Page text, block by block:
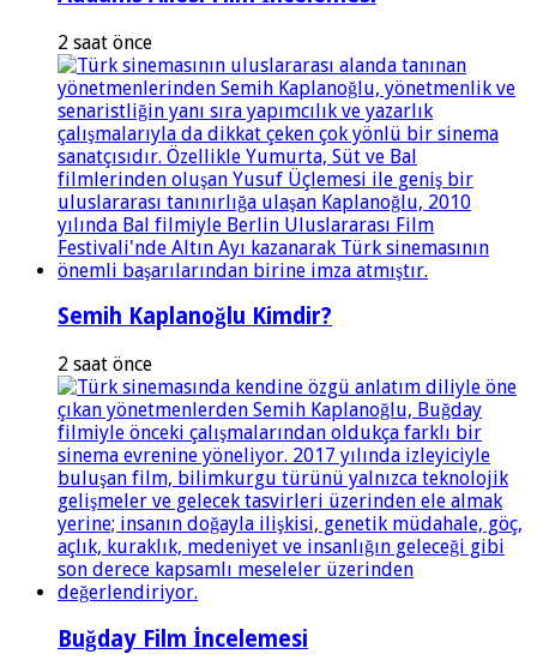
2 saat önce
Semih Kaplanoğlu Kimdir?
2 saat önce
Buğday Film İncelemesi